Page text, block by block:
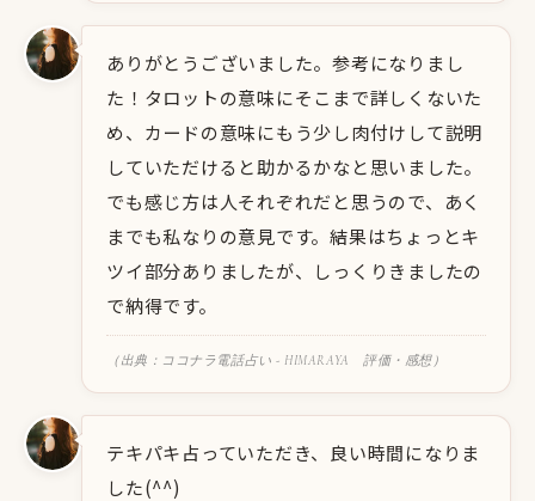
ありがとうございました。参考になりまし
た！タロットの意味にそこまで詳しくないた
め、カードの意味にもう少し肉付けして説明
していただけると助かるかなと思いました。
でも感じ方は人それぞれだと思うので、あく
までも私なりの意見です。結果はちょっとキ
ツイ部分ありましたが、しっくりきましたの
で納得です。
（出典：ココナラ電話占い - HIMARAYA 評価・感想）
テキパキ占っていただき、良い時間になりま
した(^^)